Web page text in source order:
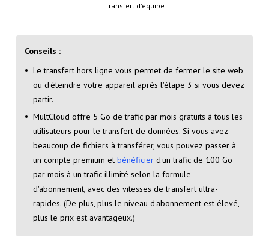
Transfert d'équipe
Conseils :
Le transfert hors ligne vous permet de fermer le site web
ou d'éteindre votre appareil après l'étape 3 si vous devez
partir.
MultCloud offre 5 Go de trafic par mois gratuits à tous les
utilisateurs pour le transfert de données. Si vous avez
beaucoup de fichiers à transférer, vous pouvez passer à
un compte premium et bénéficierd'un trafic de 100 Go
par mois à un trafic illimité selon la formule
d'abonnement, avec des vitesses de transfert ultra-
rapides. (De plus, plus le niveau d'abonnement est élevé,
plus le prix est avantageux.)